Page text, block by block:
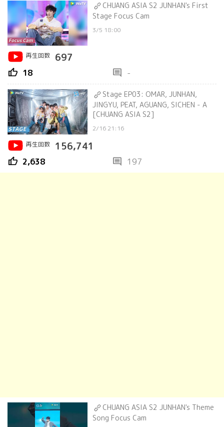
CHUANG ASIA S2 JUNHAN's First
Stage Focus Cam
3/5 18:00
再生回数 697
thumb_up 18 comment -
Stage EP03: OMAR, JUNHAN,
JINGYU, PEAT, AGUANG, SICHEN - A
[CHUANG ASIA S2]
2/16 21:16
再生回数
156,741
thumb_up 2,638 comment 197
CHUANG ASIA S2 JUNHAN's Theme
Song Focus Cam